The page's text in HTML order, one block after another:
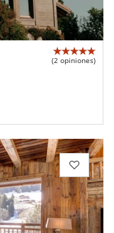
(2 opiniones)